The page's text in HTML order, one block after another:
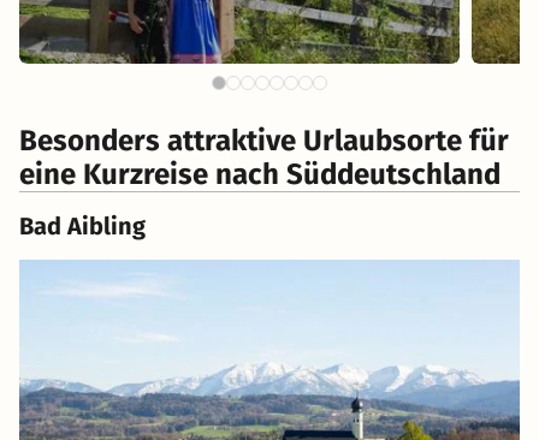
Besonders attraktive Urlaubsorte für
eine Kurzreise nach Süddeutschland
Bad Aibling